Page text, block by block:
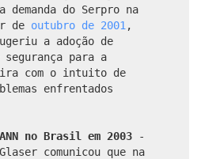
do Serpro na
de outubro de 2001 ,
a adoção de
segurança para a
com o intuito de
enfrentados
no Brasil em 2003
-
comunicou que na